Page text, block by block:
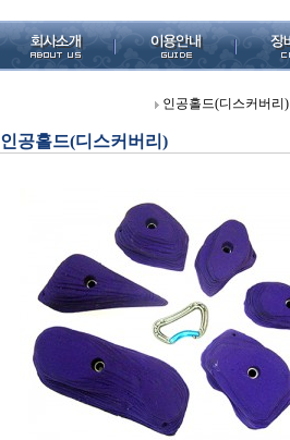
인공홀드(디스커버리)
인공홀드(디스커버리)